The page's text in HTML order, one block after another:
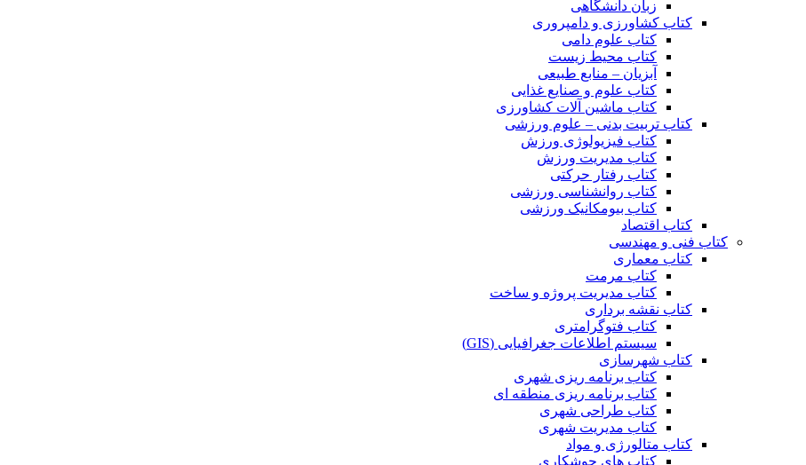
زبان دانشگاهی
کتاب کشاورزی و دامپروری
کتاب علوم دامی
کتاب محیط زیست
آبزیان – منابع طبیعی
کتاب علوم و صنایع غذایی
کتاب ماشین آلات کشاورزی
کتاب تربیت بدنی – علوم ورزشی
کتاب فیزیولوژی ورزش
کتاب مدیریت ورزش
کتاب رفتار حرکتی
کتاب روانشناسی ورزشی
کتاب بیومکانیک ورزشی
کتاب اقتصاد
کتاب فنی و مهندسی
کتاب معماری
کتاب مرمت
کتاب مدیریت پروژه و ساخت
کتاب نقشه برداری
کتاب فتوگرامتری
سیستم اطلاعات جغرافیایی (GIS)
کتاب شهرسازی
کتاب برنامه ریزی شهری
کتاب برنامه ریزی منطقه ای
کتاب طراحی شهری
کتاب مدیریت شهری
کتاب متالورژی و مواد
کتاب های جوشکاری